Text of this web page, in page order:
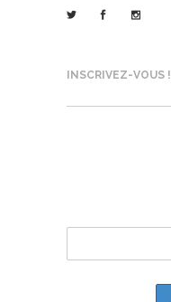
INSCRIVEZ-VOUS !